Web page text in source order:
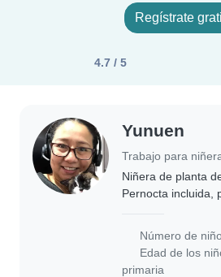
Regístrate
4.7 / 5
Yunuen
Niñera de planta
Pernocta incluida,
Número de
Edad de los
primaria